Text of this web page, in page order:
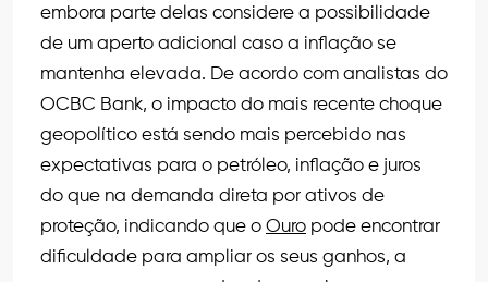
embora parte delas considere a possibilidade
de um aperto adicional caso a inflação se
mantenha elevada. De acordo com analistas do
OCBC Bank, o impacto do mais recente choque
geopolítico está sendo mais percebido nas
expectativas para o petróleo, inflação e juros
do que na demanda direta por ativos de
proteção, indicando que o Ouro pode encontrar
dificuldade para ampliar os seus ganhos, a